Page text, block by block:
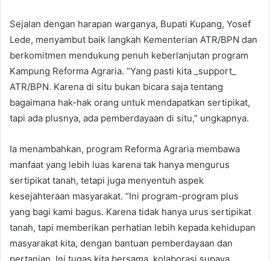
Sejalan dengan harapan warganya, Bupati Kupang, Yosef
Lede, menyambut baik langkah Kementerian ATR/BPN dan
berkomitmen mendukung penuh keberlanjutan program
Kampung Reforma Agraria. “Yang pasti kita _support_
ATR/BPN. Karena di situ bukan bicara saja tentang
bagaimana hak-hak orang untuk mendapatkan sertipikat,
tapi ada plusnya, ada pemberdayaan di situ,” ungkapnya.
Ia menambahkan, program Reforma Agraria membawa
manfaat yang lebih luas karena tak hanya mengurus
sertipikat tanah, tetapi juga menyentuh aspek
kesejahteraan masyarakat. “Ini program-program plus
yang bagi kami bagus. Karena tidak hanya urus sertipikat
tanah, tapi memberikan perhatian lebih kepada kehidupan
masyarakat kita, dengan bantuan pemberdayaan dan